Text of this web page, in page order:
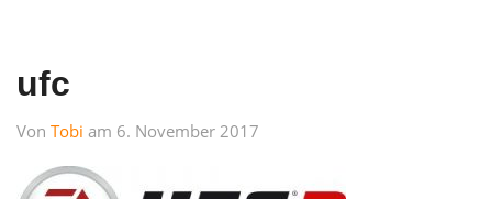
ufc
Von Tobi am 6. November 2017